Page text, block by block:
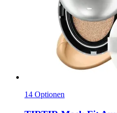
14 Optionen